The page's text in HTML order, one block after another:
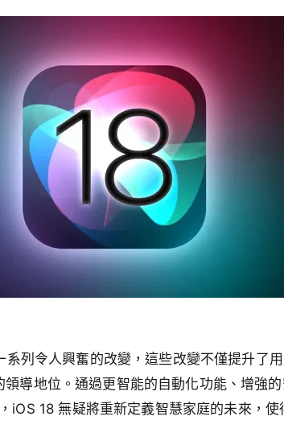
列令人興奮的改變，這些改變不僅提升了
導地位。通過更智能的自動化功能、增強
iOS 18 無疑將重新定義智慧家庭的未來，